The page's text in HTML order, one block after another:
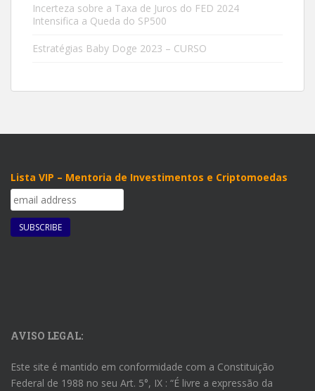
Incerteza sobre a Taxa de Juros do FED 2024
Intensifica a Queda do SP500
Estratégias Baby Doge 2023 – CURSO
Lista VIP – Mentoria de Investimentos e Criptomoedas
AVISO LEGAL:
Este site é mantido em conformidade com a Constituição
Federal de 1988 no seu Art. 5°, IX : “É livre a expressão da